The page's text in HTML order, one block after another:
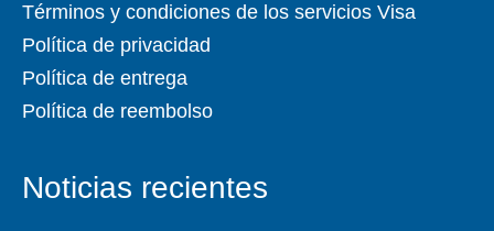
Términos y condiciones de los servicios Visa
Política de privacidad
Política de entrega
Política de reembolso
Noticias recientes